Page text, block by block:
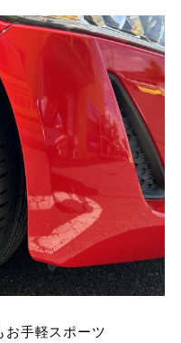
お手軽スポーツ